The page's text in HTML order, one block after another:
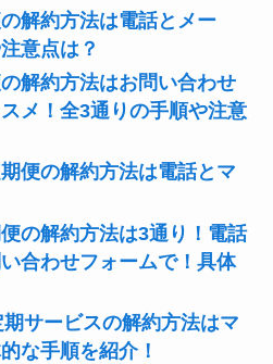
解約方法は電話とメー
意点は？
解約方法はお問い合わせ
メ！全3通りの手順や注意
便の解約方法は電話とマ
の解約方法は3通り！電話
合わせフォームで！具体
サービスの解約方法はマ
な手順を紹介！